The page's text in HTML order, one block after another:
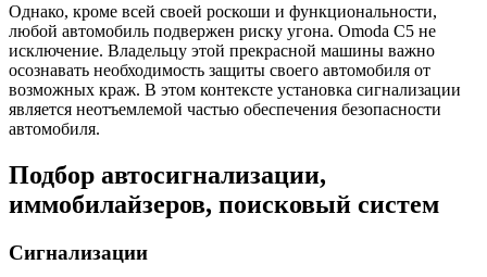
Однако, кроме всей своей роскоши и функциональности,
любой автомобиль подвержен риску угона. Omoda C5 не
исключение. Владельцу этой прекрасной машины важно
осознавать необходимость защиты своего автомобиля от
возможных краж. В этом контексте установка сигнализации
является неотъемлемой частью обеспечения безопасности
автомобиля.
Подбор автосигнализации,
иммобилайзеров, поисковый систем
Сигнализации